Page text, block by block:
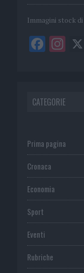
Immagini stock di
CATEGORIE
Prima pagina
Cronaca
Economia
Sport
Eventi
Rubriche